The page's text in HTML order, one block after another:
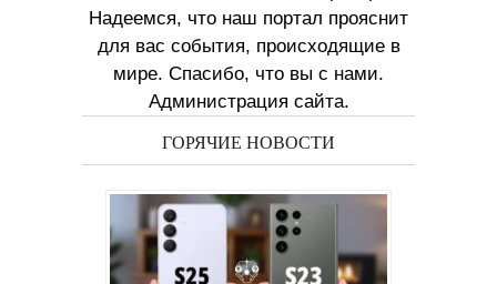
Надеемся, что наш портал прояснит
для вас события, происходящие в
мире. Спасибо, что вы с нами.
Администрация сайта.
ГОРЯЧИЕ НОВОСТИ